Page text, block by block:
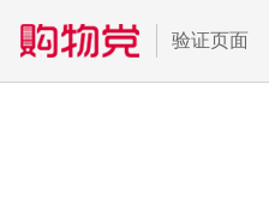
验证页面